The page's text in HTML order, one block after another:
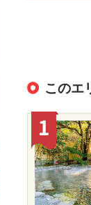
このエ